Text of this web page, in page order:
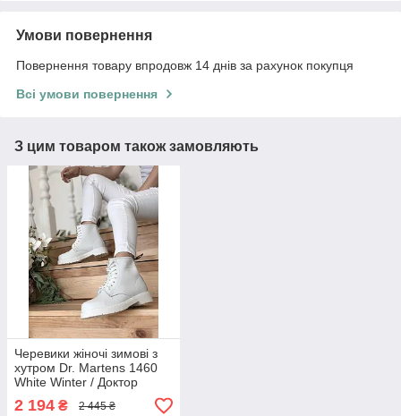
Умови повернення
Повернення товару впродовж 14 днів за рахунок покупця
Всі умови повернення
З цим товаром також замовляють
Черевики жіночі зимові з
хутром Dr. Martens 1460
White Winter / Доктор
шкіра з хутром
2 194 ₴ 2 445 ₴